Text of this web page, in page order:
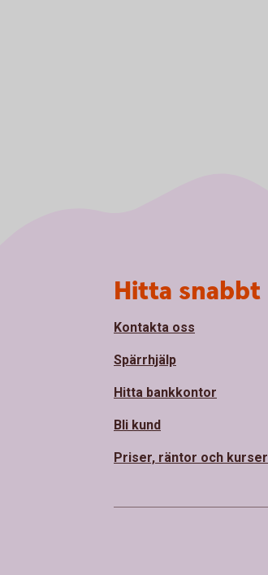
Hitta snabbt
Kontakta oss
Spärrhjälp
Hitta bankkontor
Bli kund
Priser, räntor och kurser